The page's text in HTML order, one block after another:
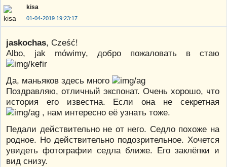
kisa
01-04-2019 19:23:17
jaskochas, Cześć!
Albo, jak mówimy, добро пожаловать в стаю
Да, маньяков здесь много
Поздравляю, отличный экспонат. Очень хорошо, что
история его известна. Если она не секретная
, нам интересно её узнать тоже.
Педали действительно не от него. Седло похоже на
родное. Но действительно подозрительное. Хочется
увидеть фотографии седла ближе. Его заклёпки и
вид снизу.